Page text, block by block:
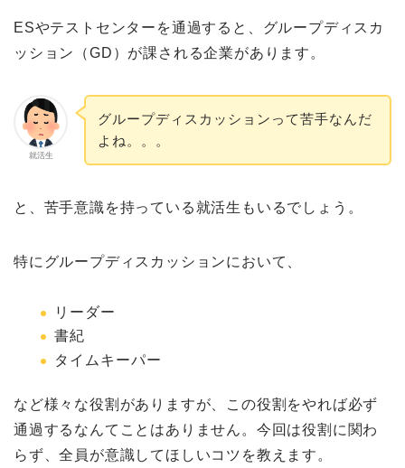
ESやテストセンターを通過すると、グループディスカ
ッション（GD）が課される企業があります。
就活生
グループディスカッションって苦手なんだ
よね。。。
と、苦手意識を持っている就活生もいるでしょう。
特にグループディスカッションにおいて、
リーダー
書紀
タイムキーパー
など様々な役割がありますが、この役割をやれば必ず
通過するなんてことはありません。今回は役割に関わ
らず、全員が意識してほしいコツを教えます。